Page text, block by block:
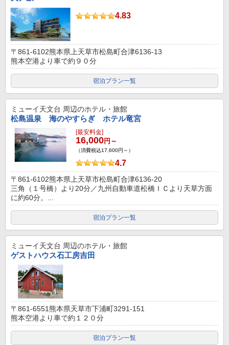
4.83
〒861-6102熊本県上天草市松島町合津6136-13
熊本空港より車で約９０分
宿泊プラン一覧
ミューイ天文台 周辺のホテル・旅館
松島温泉 海のやすらぎ ホテル竜宮
[最安料金]
16,000円～
（消費税込17,600円～）
4.7
〒861-6102熊本県上天草市松島町合津6136-20
三角（１号橋）より20分／九州自動車道松橋ＩＣより天草方面
に約60分。...
宿泊プラン一覧
ミューイ天文台 周辺のホテル・旅館
ゲストハウス石工房吉田
〒861-6551熊本県天草市下浦町3291-151
熊本空港より車で約１２０分
宿泊プラン一覧